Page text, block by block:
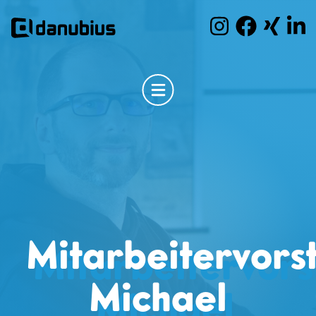
Michael